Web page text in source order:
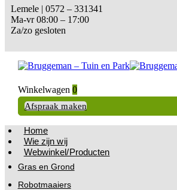
Lemele | 0572 – 331341
Ma-vr 08:00 – 17:00
Za/zo gesloten
Winkelwagen 0
Afspraak maken
Home
Wie zijn wij
Webwinkel/Producten
Gras en Grond
Robotmaaiers